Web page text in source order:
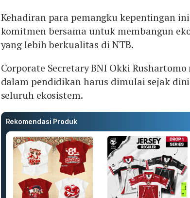
Kehadiran para pemangku kepentingan
komitmen bersama untuk membangun
yang lebih berkualitas di NTB.
Corporate Secretary BNI Okki
dalam pendidikan harus dimulai sejak
seluruh ekosistem.
Rekomendasi Produk